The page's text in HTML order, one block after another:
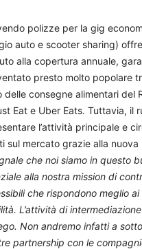
polizze per la gig
auto e scooter sharing)
alla copertura annuale,
presto molto popolare
consegne alimentari del
Eat e Uber Eats. Tuttavia, il
l’attività principale e
mercato grazie alla nuova
che noi siamo in questo
alla nostra mission di
che rispondono meglio
L’attività di
Non andremo infatti a
partnership con le